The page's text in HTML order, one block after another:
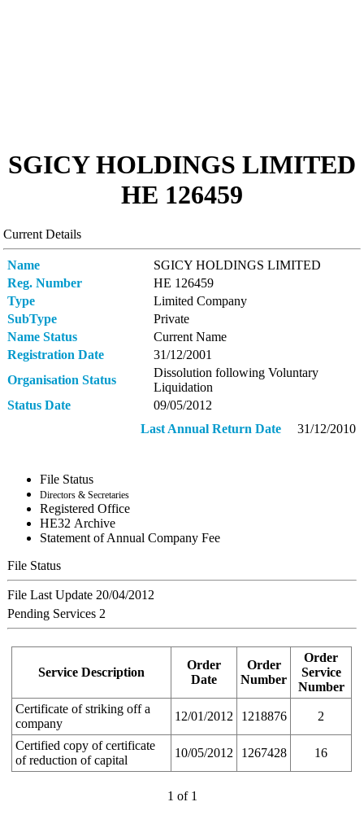
SGICY HOLDINGS LIMITED
ΗΕ 126459
Current Details
Name
SGICY HOLDINGS LIMITED
Reg. Number
ΗΕ 126459
Type
Limited Company
SubType
Private
Name Status
Current Name
Registration Date
31/12/2001
Organisation Status
Dissolution following Voluntary
Liquidation
Status Date
09/05/2012
Last Annual Return Date31/12/2010
File Status
Directors & Secretaries
Registered Office
ΗΕ32 Archive
Statement of Annual Company Fee
File Status
File Last Update 20/04/2012
Pending Services 2
Service Description
Order
Date
Order
Number
Order
Service
Number
Certificate of striking off a
company
12/01/2012 1218876 2
Certified copy of certificate
of reduction of capital
10/05/2012 1267428 16
1 of 1